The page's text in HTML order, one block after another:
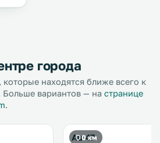
города
находятся ближе всего к
вариантов — на странице
.
0 км
Au 47